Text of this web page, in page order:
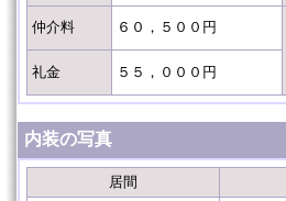
仲介料
６０，５００円
礼金 ５５，０００円
内装の写真
居間